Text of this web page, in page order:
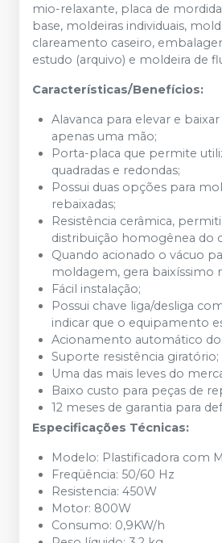
mio-relaxante, placa de
base, moldeiras individuais,
clareamento caseiro,
estudo (arquivo) e moldeira de
Características/Benefícios:
Alavanca para elevar e
apenas uma mão;
Porta-placa que permite
quadradas e redondas;
Possui duas opções para
rebaixadas;
Resistência cerâmica,
distribuição homogênea do
Quando acionado o vácuo
moldagem, gera baixíssimo
Fácil instalação;
Possui chave liga/desliga
indicar que o equipamento
Acionamento automático do
Suporte resistência giratório;
Uma das mais leves do
Baixo custo para peças de
12 meses de garantia para
Especificações Técnicas:
Modelo: Plastificadora com
Freqüência: 50/60 Hz
Resistencia: 450W
Motor: 800W
Consumo: 0,9KW/h